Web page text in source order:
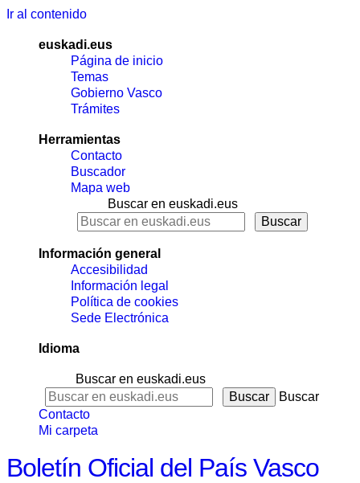
Ir al contenido
euskadi.eus
Página de inicio
Temas
Gobierno Vasco
Trámites
Herramientas
Contacto
Buscador
Mapa web
Buscar en euskadi.eus
Información general
Accesibilidad
Información legal
Política de cookies
Sede Electrónica
Idioma
Buscar en euskadi.eus
Buscar
Contacto
Mi carpeta
Boletín Oficial del País Vasco